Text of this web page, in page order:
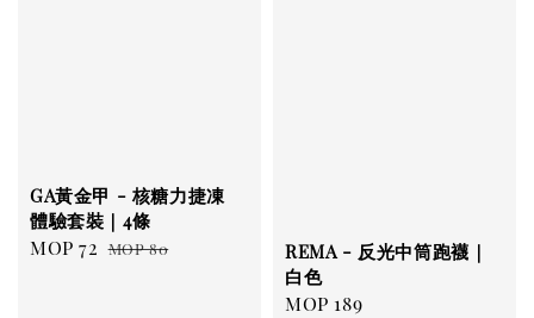
GA黃金甲 - 核糖力捷凍
體驗套裝｜4條
Sale
MOP 72 Regular
MOP 80
REMA - 反光中筒跑襪｜
白色
Regular
MOP 189